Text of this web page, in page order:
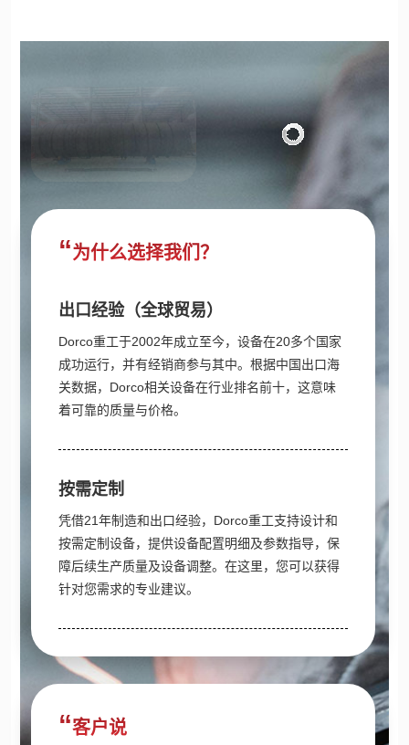
为什么选择我们？
出口经验（全球贸易）
Dorco重工于2002年成立至今，设备在20多个国家
成功运行，并有经销商参与其中。根据中国出口海
关数据，Dorco相关设备在行业排名前十，这意味
着可靠的质量与价格。
按需定制
凭借21年制造和出口经验，Dorco重工支持设计和
按需定制设备，提供设备配置明细及参数指导，保
障后续生产质量及设备调整。在这里，您可以获得
针对您需求的专业建议。
客户说